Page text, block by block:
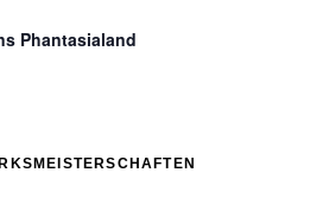
Phantasialand